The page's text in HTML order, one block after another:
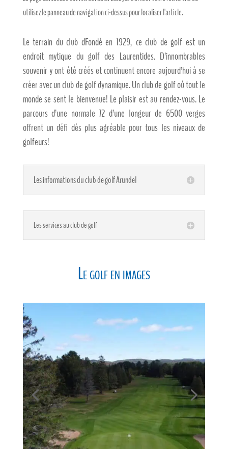
utilisez le panneau de navigation ci-dessus pour localiser l'article.
Le terrain du club dFondé en 1929, ce club de golf est un
endroit mytique du golf des Laurentides. D’innombrables
souvenir y ont été créés et continuent encore aujourd’hui à se
créer avec un club de golf dynamique. Un club de golf où tout le
monde se sent le bienvenue! Le plaisir est au rendez-vous. Le
parcours d’une normale 72 d’une longeur de 6500 verges
offrent un défi dès plus agréable pour tous les niveaux de
golfeurs!
Les informations du club de golf Arundel
Les services au club de golf
Le golf en images